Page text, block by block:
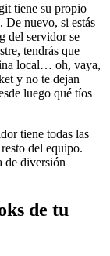
tiene su propio
nuevo, si estás
del servidor se
tendrás que
local… oh, vaya,
y no te dejan
luego qué tíos
tiene todas las
del equipo.
de diversión
de tu